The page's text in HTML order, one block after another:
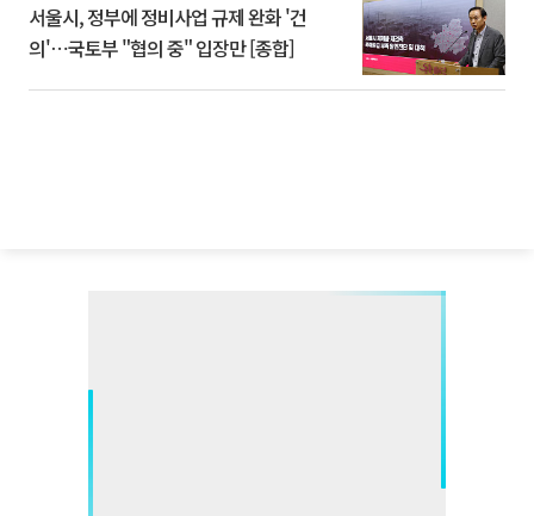
서울시, 정부에 정비사업 규제 완화 '건
의'⋯국토부 "협의 중" 입장만 [종합]